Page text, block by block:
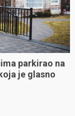
parkirao na
je glasno